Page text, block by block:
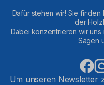
Dafür stehen wir! Sie
der
Dabei konzentrieren wir uns
Sägen
Um unseren Newsletter